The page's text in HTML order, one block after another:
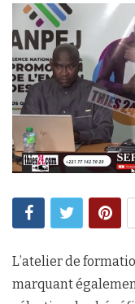
L’atelier de
marquant